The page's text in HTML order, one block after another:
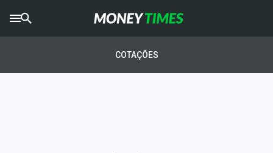
AGROTIMES
COTAÇÕES